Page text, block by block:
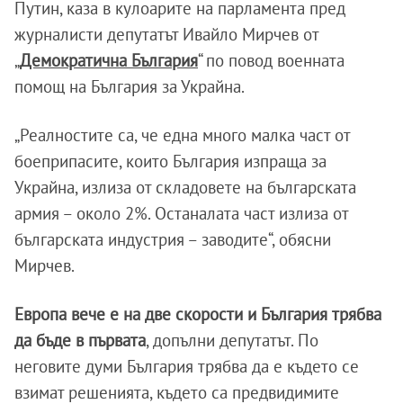
Путин, каза в кулоарите на парламента пред
журналисти депутатът Ивайло Мирчев от
„Демократична България“ по повод военната
помощ на България за Украйна.
„Реалностите са, че една много малка част от
боеприпасите, които България изпраща за
Украйна, излиза от складовете на българската
армия – около 2%. Останалата част излиза от
българската индустрия – заводите“, обясни
Мирчев.
Европа вече е на две скорости и България трябва
да бъде в първата, допълни депутатът. По
неговите думи България трябва да е където се
взимат решенията, където са предвидимите